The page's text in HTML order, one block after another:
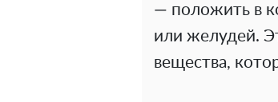
— положить в
или желудей.
вещества,